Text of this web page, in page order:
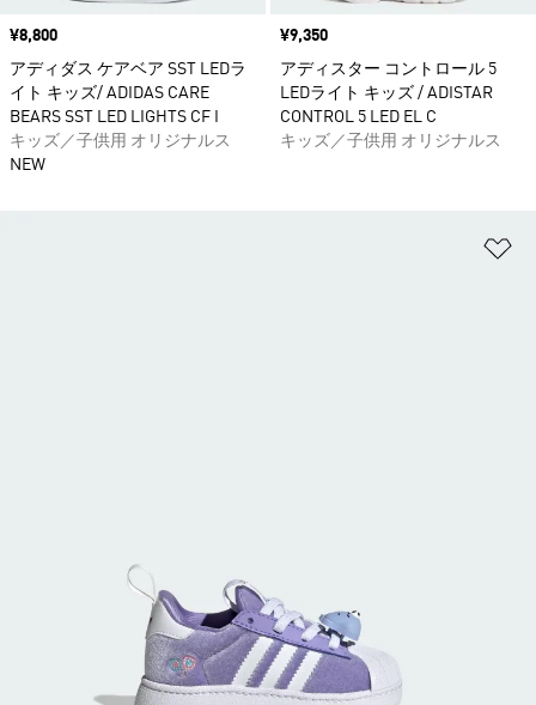
価格
¥8,800
アディダス ケアベア SST LEDラ
イト キッズ/ ADIDAS CARE
BEARS SST LED LIGHTS CF I
キッズ／子供用 オリジナルス
NEW
価格
¥9,350
アディスター コントロール 5
LEDライト キッズ / ADISTAR
CONTROL 5 LED EL C
キッズ／子供用 オリジナルス